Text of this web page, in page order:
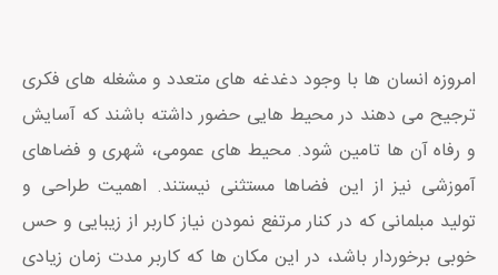
امروزه انسان ها با وجود دغدغه های متعدد و مشغله های فکری
ترجیح می دهند در محیط هایی حضور داشته باشند که آسایش
و رفاه آن ها تامین شود. محیط های عمومی، شهری و فضاهای
آموزشی نیز از این فضاها مستثنی نیستند. اهمیت طراحی و
تولید مبلمانی که در کنار مرتفع نمودن نیاز کاربر از زیبایی و حس
خوبی برخوردار باشد، در این مکان ها که کاربر مدت زمان زیادی